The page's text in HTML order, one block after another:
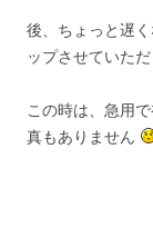
後、ちょっと遅
ップさせていただ
この時は、急用
真もありません